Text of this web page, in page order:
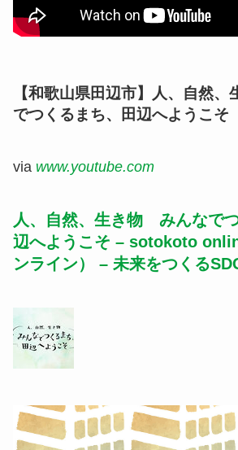
【和歌山県田辺市】人、自然
でつくるまち、田辺へようこそ
via www.youtube.com
人、自然、生き物 みんなで
辺へようこそ – sotokoto
ンライン） – 未来をつくる